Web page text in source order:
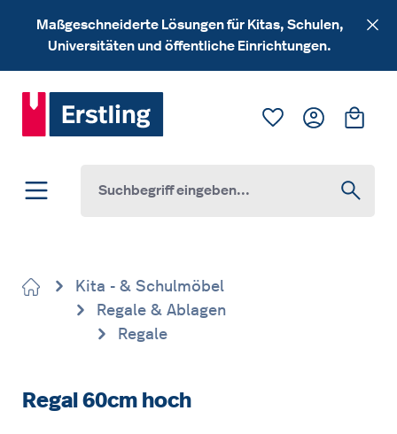
Zum Hauptinhalt springen
Maßgeschneiderte Lösungen für Kitas, Schulen,
Universitäten und öffentliche Einrichtungen.
Du hast 0
Kita - & Schulmöbel
Regale & Ablagen
Regale
Regal 60cm hoch